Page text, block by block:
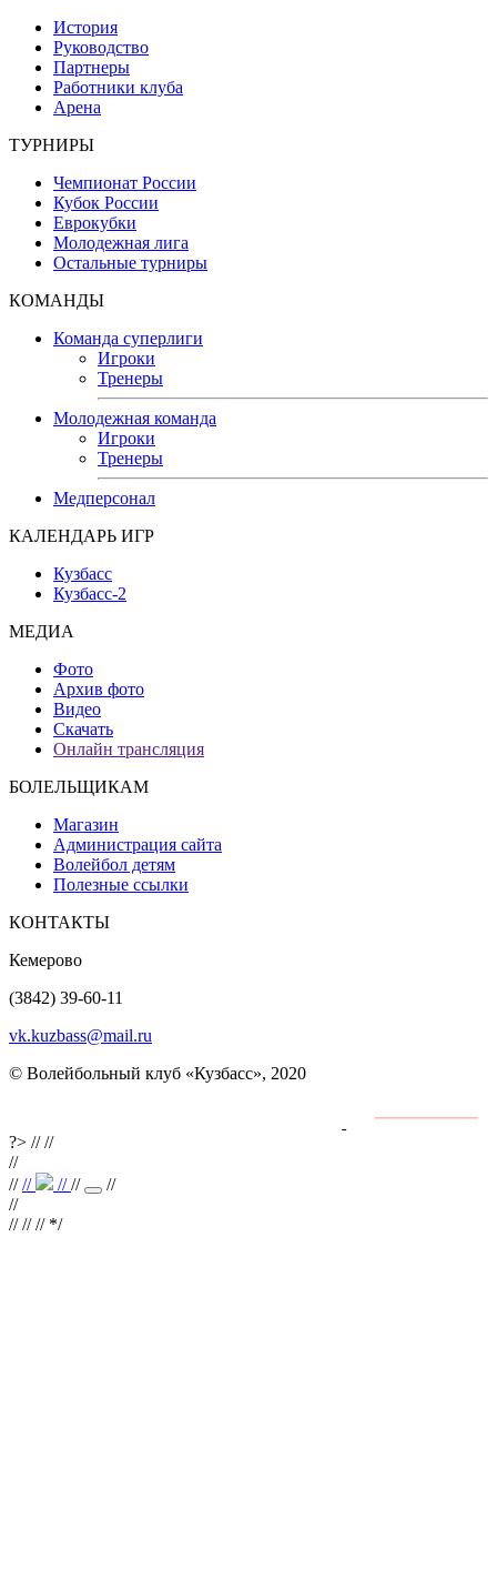
История
Руководство
Партнеры
Работники клуба
Арена
ТУРНИРЫ
Чемпионат России
Кубок России
Еврокубки
Молодежная лига
Остальные турниры
КОМАНДЫ
Команда суперлиги
Игроки
Тренеры
Молодежная команда
Игроки
Тренеры
Медперсонал
КАЛЕНДАРЬ ИГР
Кузбасс
Кузбасс-2
МЕДИА
Фото
Архив фото
Видео
Скачать
Онлайн трансляция
БОЛЕЛЬЩИКАМ
Магазин
Администрация сайта
Волейбол детям
Полезные ссылки
КОНТАКТЫ
Кемерово
(3842) 39-60-11
vk.kuzbass@mail.ru
© Волейбольный клуб «Кузбасс», 2020
?> ////
//
//// ////
//
//
//// // */